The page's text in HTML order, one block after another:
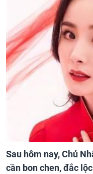
Sau hôm nay, Chủ
cần bon chen, đắc